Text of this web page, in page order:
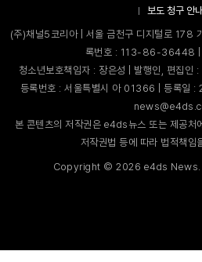
보도 청구 안내
(주)채널5코리아 | 서울 금천구 디지털로 178
록번호 : 113-86-36448 |
청소년보호책임자 : 장은성 | 발행인, 편집
등록번호 : 서울특별시 아 01366 | 등록일
본 콘텐츠의 저작권은 e4ds뉴스 또는 제공처
저작권법 등에 따라 법적책임
Copyright ©2026 e4ds